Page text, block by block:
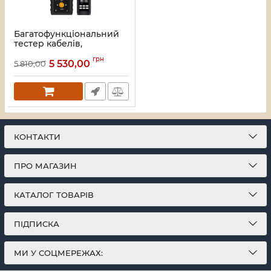
Багатофункціональний
тестер кабелів,
мереж, трасувальник
Артикул:A000333
5 810,00 5 530,00 грн
КОНТАКТИ
ПРО МАГАЗИН
КАТАЛОГ ТОВАРІВ
ПІДПИСКА
МИ У СОЦМЕРЕЖАХ: